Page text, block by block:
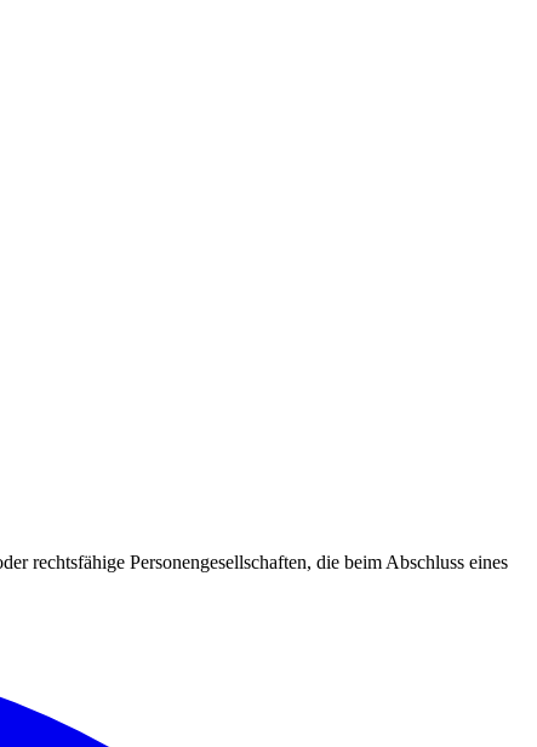
rechtsfähige Personengesellschaften, die beim Abschluss eines